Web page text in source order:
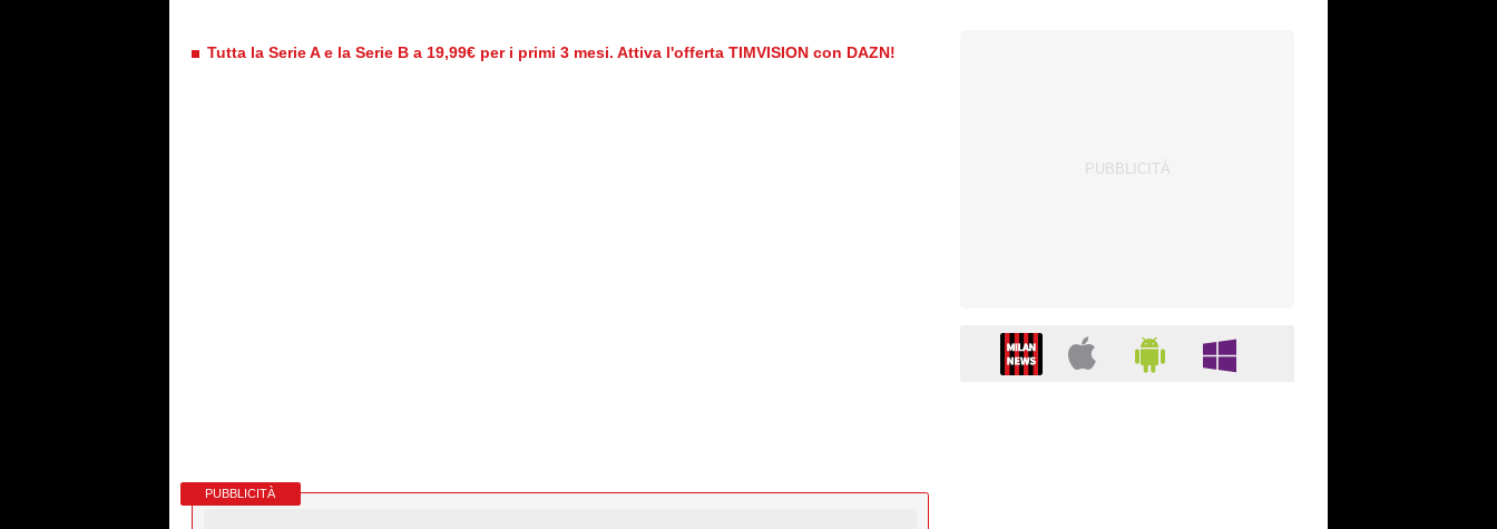
Tutta la Serie A e la Serie B a 19,99€ per i primi 3 mesi. Attiva l'offerta TIMVISION con DAZN!
PUBBLICITÀ